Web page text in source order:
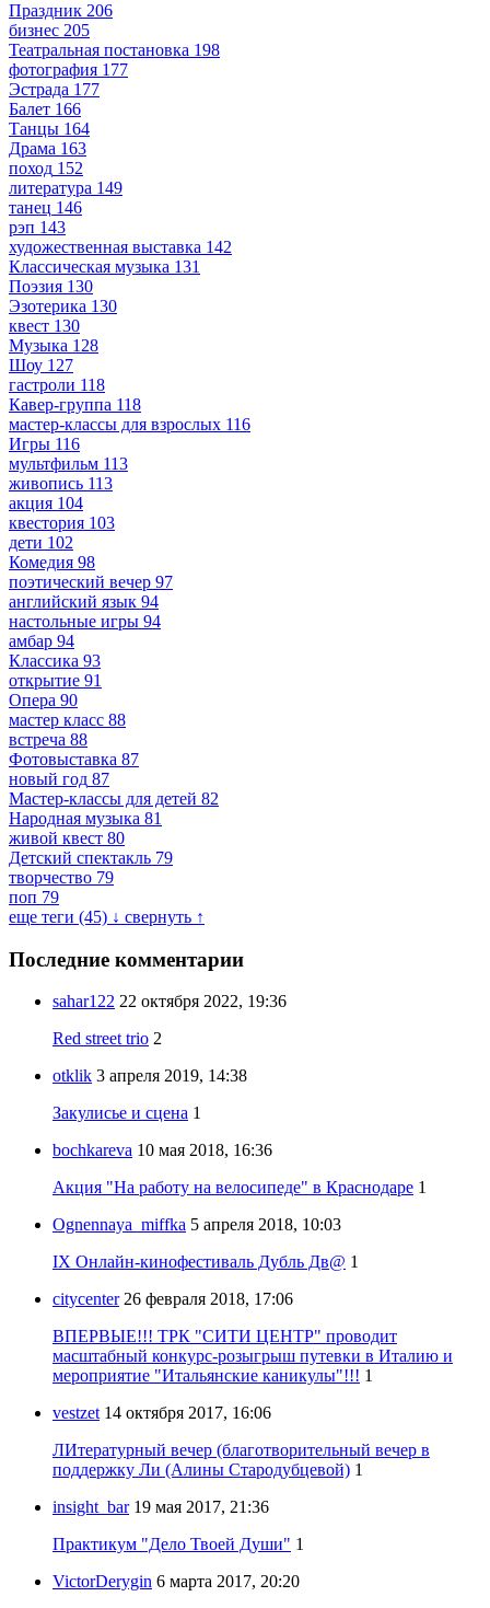
Праздник 206
бизнес 205
Театральная постановка 198
фотография 177
Эстрада 177
Балет 166
Танцы 164
Драма 163
поход 152
литература 149
танец 146
рэп 143
художественная выставка 142
Классическая музыка 131
Поэзия 130
Эзотерика 130
квест 130
Музыка 128
Шоу 127
гастроли 118
Кавер-группа 118
мастер-классы для взрослых 116
Игры 116
мультфильм 113
живопись 113
акция 104
квестория 103
дети 102
Комедия 98
поэтический вечер 97
английский язык 94
настольные игры 94
амбар 94
Классика 93
открытие 91
Опера 90
мастер класс 88
встреча 88
Фотовыставка 87
новый год 87
Мастер-классы для детей 82
Народная музыка 81
живой квест 80
Детский спектакль 79
творчество 79
поп 79
еще теги (45) ↓ свернуть ↑
Последние комментарии
sahar122 22 октября 2022, 19:36
Red street trio 2
otklik 3 апреля 2019, 14:38
Закулисье и сцена 1
bochkareva 10 мая 2018, 16:36
Акция "На работу на велосипеде" в Краснодаре 1
Ognennaya_miffka 5 апреля 2018, 10:03
IX Онлайн-кинофестиваль Дубль Дв@ 1
citycenter 26 февраля 2018, 17:06
ВПЕРВЫЕ!!! ТРК "СИТИ ЦЕНТР" проводит
масштабный конкурс-розыгрыш путевки в Италию и
мероприятие "Итальянские каникулы"!!! 1
vestzet 14 октября 2017, 16:06
ЛИтературный вечер (благотворительный вечер в
поддержку Ли (Алины Стародубцевой) 1
insight_bar 19 мая 2017, 21:36
Практикум "Дело Твоей Души" 1
VictorDerygin 6 марта 2017, 20:20